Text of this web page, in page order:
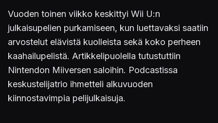
Vuoden toinen viikko keskittyi Wii U:n
julkaisupelien purkamiseen, kun luettavaksi saatiin
arvostelut elävistä kuolleista sekä koko perheen
kaahailupelistä. Artikkelipuolella tutustuttiin
Nintendon Miiversen saloihin. Podcastissa
keskustelijatrio ihmetteli alkuvuoden
kiinnostavimpia pelijulkaisuja.